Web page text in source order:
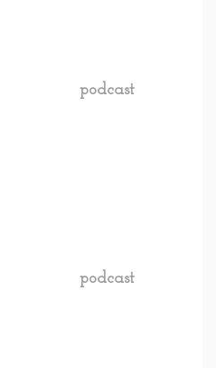
podcast
podcast